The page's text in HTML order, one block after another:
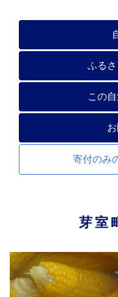
ふる
この
寄付のみ
芽室